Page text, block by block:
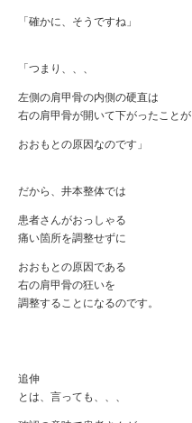
「確かに、そうですね」
「つまり、、、
左側の肩甲骨の内側の硬直は
右の肩甲骨が開いて下がったことが
おおもとの原因なのです」
だから、井本整体では
患者さんがおっしゃる
痛い箇所を調整せずに
おおもとの原因である
右の肩甲骨の狂いを
調整することになるのです。
追伸
とは、言っても、、、